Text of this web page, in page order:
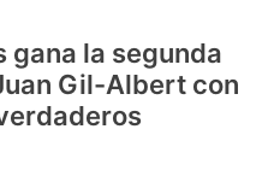
gana la segunda
Gil-Albert con